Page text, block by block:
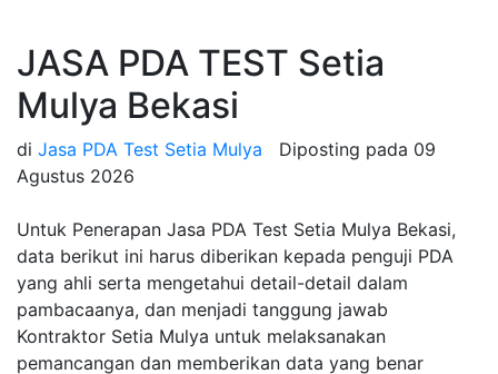
JASA PDA TEST Setia
Mulya Bekasi
di Jasa PDA Test Setia Mulya Diposting pada 09
Agustus 2026
Untuk Penerapan Jasa PDA Test Setia Mulya Bekasi,
data berikut ini harus diberikan kepada penguji PDA
yang ahli serta mengetahui detail-detail dalam
pambacaanya, dan menjadi tanggung jawab
Kontraktor Setia Mulya untuk melaksanakan
pemancangan dan memberikan data yang benar